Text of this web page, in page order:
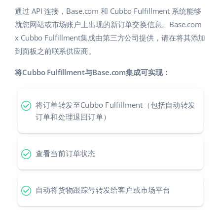
超市
健康与美容
时尚
其他
deutsch
Ελληνικά
Français
Italiano
polski
通过 API 连接，Base.com 和 Cubbo Fulfillment 系统能够
就您网站或市场账户上出现的新订单交换信息。Base.com
x Cubbo Fulfillment集成由第三方公司提供，请在将其添加
到面板之前联系供应商。
将Cubbo Fulfillment与Base.com集成可实现：
将订单转发至Cubbo Fulfillment（包括自动转发
订单和处理退回订单）
查看当前订单状态
自动将货物跟踪号转发给客户或市场平台